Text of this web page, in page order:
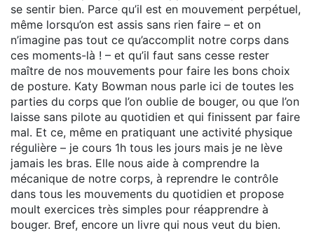
se sentir bien. Parce qu’il est en mouvement perpétuel,
même lorsqu’on est assis sans rien faire – et on
n’imagine pas tout ce qu’accomplit notre corps dans
ces moments-là ! – et qu’il faut sans cesse rester
maître de nos mouvements pour faire les bons choix
de posture. Katy Bowman nous parle ici de toutes les
parties du corps que l’on oublie de bouger, ou que l’on
laisse sans pilote au quotidien et qui finissent par faire
mal. Et ce, même en pratiquant une activité physique
régulière – je cours 1h tous les jours mais je ne lève
jamais les bras. Elle nous aide à comprendre la
mécanique de notre corps, à reprendre le contrôle
dans tous les mouvements du quotidien et propose
moult exercices très simples pour réapprendre à
bouger. Bref, encore un livre qui nous veut du bien.